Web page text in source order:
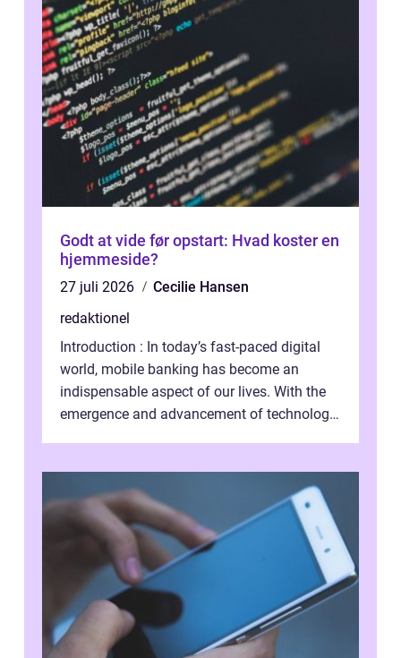
Godt at vide før opstart: Hvad koster en
hjemmeside?
27 juli 2026
Cecilie Hansen
redaktionel
Introduction : In today’s fast-paced digital
world, mobile banking has become an
indispensable aspect of our lives. With the
emergence and advancement of technology,